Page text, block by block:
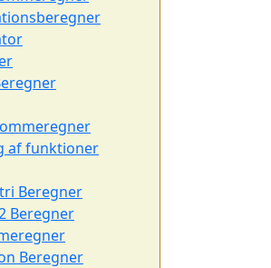
af funktioner
Beregner
Beregner
Beregner